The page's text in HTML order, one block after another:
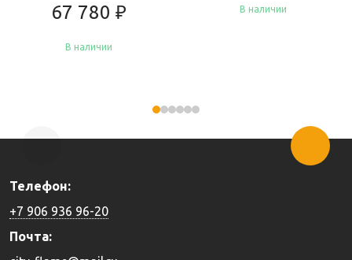
67 780 ₽
В наличии
В наличии
Телефон:
+7 906 936 96-20
Почта: